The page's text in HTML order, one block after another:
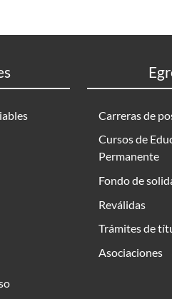
Carreras de
Cursos de
Permanente
Fondo de
Reválidas
Trámites de
Asociaciones